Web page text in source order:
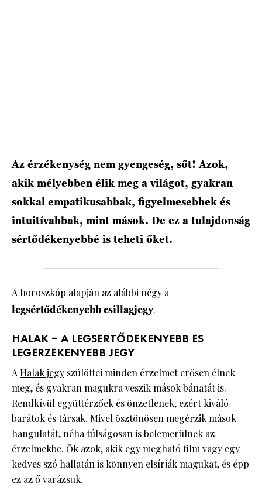
Az érzékenység nem gyengeség, sőt! Azok,
akik mélyebben élik meg a világot, gyakran
sokkal empatikusabbak, figyelmesebbek és
intuitívabbak, mint mások. De ez a tulajdonság
sértődékenyebbé is teheti őket.
A horoszkóp alapján az alábbi négy a
legsértődékenyebb csillagjegy.
HALAK – A LEGSÉRTŐDÉKENYEBB ÉS
LEGÉRZÉKENYEBB JEGY
AHalak jegy szülöttei minden érzelmet erősen élnek
meg, és gyakran magukra veszik mások bánatát is.
Rendkívül együttérzőek és önzetlenek, ezért kiváló
barátok és társak. Mivel ösztönösen megérzik mások
hangulatát, néha túlságosan is belemerülnek az
érzelmekbe. Ők azok, akik egy megható film vagy egy
kedves szó hallatán is könnyen elsírják magukat, és épp
ez az ő varázsuk.